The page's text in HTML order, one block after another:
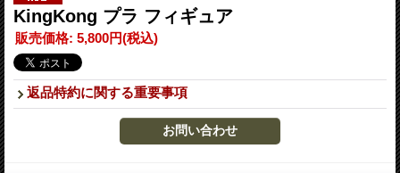
KingKong プラ フィギュア
販売価格: 5,800円(税込)
返品特約に関する重要事項